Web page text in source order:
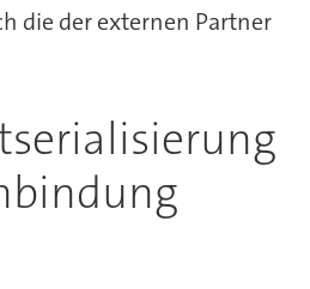
die der externen Partner